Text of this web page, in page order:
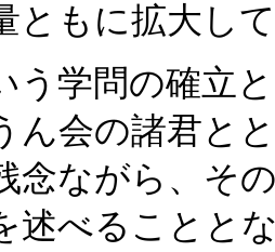
ともに拡大し
学問の確立
ん会の諸君と
念ながら、そ
述べることと